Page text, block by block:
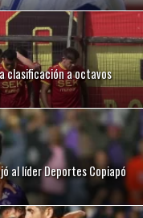
clasificación a octavos
al líder Deportes Copiapó